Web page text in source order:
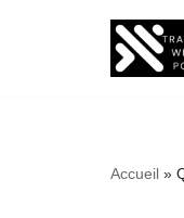
Accueil »